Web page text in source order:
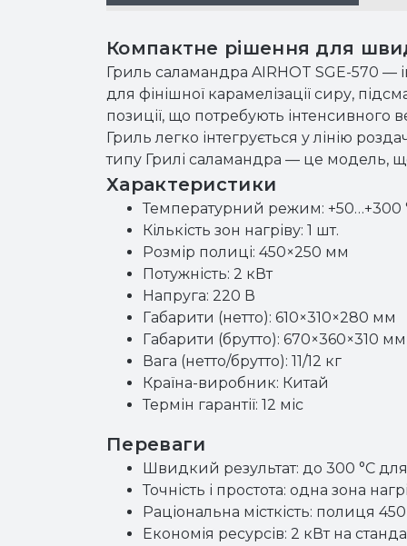
Компактне рішення для
Гриль саламандра AIRHOT SGE-570 —
для фінішної карамелізації сиру,
позиції, що потребують інтенсивного
Гриль легко інтегрується у лінію
типу Грилі саламандра — це модель,
Характеристики
Температурний режим: +50…+300
Кількість зон нагріву: 1 шт.
Розмір полиці: 450×250 мм
Потужність: 2 кВт
Напруга: 220 В
Габарити (нетто): 610×310×280 мм
Габарити (брутто): 670×360×310 мм
Вага (нетто/брутто): 11/12 кг
Країна-виробник: Китай
Термін гарантії: 12 міс
Переваги
Швидкий результат: до 300 °C для
Точність і простота: одна зона
Раціональна місткість: полиця
Економія ресурсів: 2 кВт на